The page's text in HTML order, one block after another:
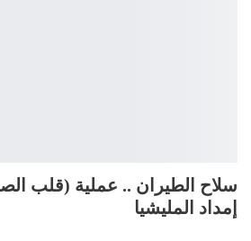
سلاح الطيران .. عملية (قلب
إمداد المليشيا